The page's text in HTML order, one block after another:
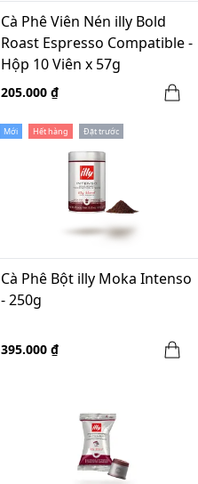
Cà Phê Viên Nén illy Bold
Roast Espresso Compatible -
Hộp 10 Viên x 57g
205.000 ₫
Mới Hết hàng Đặt trước
Cà Phê Bột illy Moka Intenso
- 250g
395.000 ₫